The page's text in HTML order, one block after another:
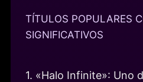
TÍTULOS POPULARES
SIGNIFICATIVOS
1. «Halo Infinite»: Uno